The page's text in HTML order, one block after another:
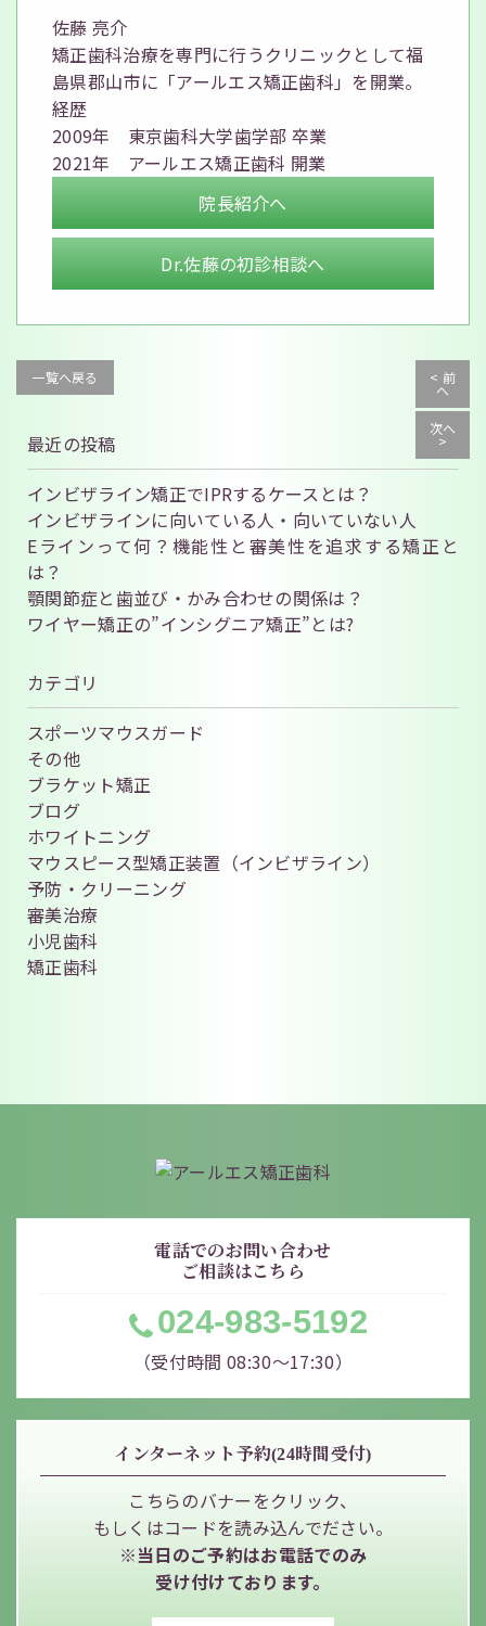
佐藤 亮介
矯正歯科治療を専門に行うクリニックとして福
島県郡山市に「アールエス矯正歯科」を開業。
経歴
2009年
東京歯科大学歯学部 卒業
2021年
アールエス矯正歯科 開業
院長紹介へ
Dr.佐藤の初診相談へ
一覧へ戻る < 前
へ
次へ
>
最近の投稿
インビザライン矯正でIPRするケースとは？
インビザラインに向いている人・向いていない人
Eラインって何？機能性と審美性を追求する矯正と
は？
顎関節症と歯並び・かみ合わせの関係は？
ワイヤー矯正の”インシグニア矯正”とは?
カテゴリ
スポーツマウスガード
その他
ブラケット矯正
ブログ
ホワイトニング
マウスピース型矯正装置（インビザライン）
予防・クリーニング
審美治療
小児歯科
矯正歯科
電話でのお問い合わせ
ご相談はこちら
024-983-5192
（受付時間 08:30〜17:30）
インターネット予約(24時間受付)
こちらのバナーをクリック、
もしくはコードを読み込んでださい。
※当日のご予約はお電話でのみ
受け付けております。